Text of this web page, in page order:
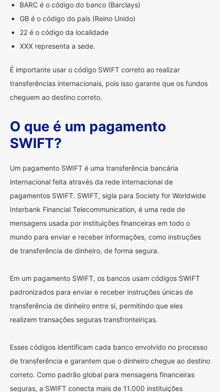
BARC é o código do banco (Barclays)
GB é o código do país (Reino Unido)
22 é o código da localidade
XXX representa a sede.
É importante usar o código SWIFT correto ao realizar
transferências internacionais, pois isso garante que os fundos
cheguem ao destino correto.
O que é um pagamento
SWIFT?
Um pagamento SWIFT é uma transferência bancária
internacional feita através da rede internacional de
pagamentos SWIFT. SWIFT, sigla para Society for Worldwide
Interbank Financial Telecommunication, é uma rede de
mensagens usada por instituições financeiras em todo o
mundo para enviar e receber informações, como instruções
de transferência de dinheiro, de forma segura.
Em um pagamento SWIFT, os bancos usam códigos SWIFT
padronizados para enviar e receber instruções únicas de
transferência de dinheiro entre si, permitindo que eles
realizem transações seguras transfronteiriças.
Esses códigos identificam cada banco envolvido no processo
de transferência e garantem que o dinheiro chegue ao destino
correto. Como padrão global para mensagens financeiras
seguras, a SWIFT conecta mais de 11.000 instituições